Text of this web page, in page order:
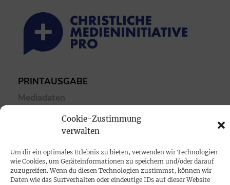
Cookie-Zustimmung
verwalten
Um dir ein optimales Erlebnis zu bieten, verwenden wir Technologien
wie Cookies, um Geräteinformationen zu speichern und/oder darauf
zuzugreifen. Wenn du diesen Technologien zustimmst, können wir
Daten wie das Surfverhalten oder eindeutige IDs auf dieser Website
PRINTAUSGABE
Mediadaten
PROKOMPAKT
SPENDEN